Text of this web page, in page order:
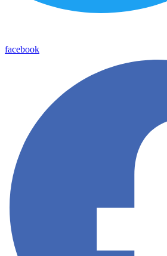
facebook